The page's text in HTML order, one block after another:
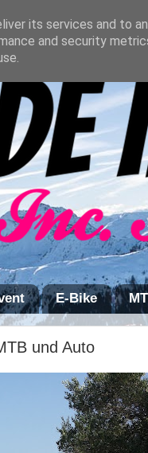
E-Bike
und Auto
its services and to
and security